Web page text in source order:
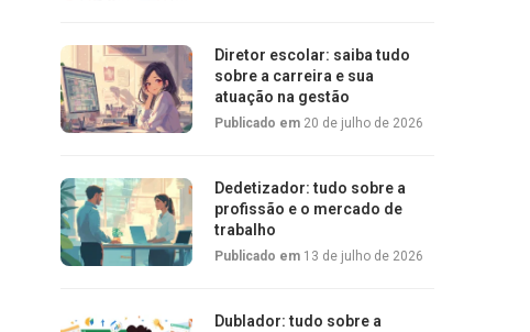
Diretor escolar: saiba tudo
sobre a carreira e sua
atuação na gestão
Publicado em 20 de julho de 2026
Dedetizador: tudo sobre a
profissão e o mercado de
trabalho
Publicado em 13 de julho de 2026
Dublador: tudo sobre a